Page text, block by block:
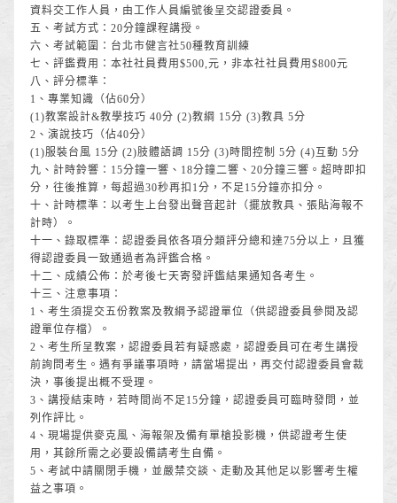
資料交工作人員，由工作人員編號後呈交認證委員。
五、考試方式：20分鐘課程講授。
六、考試範圍：台北市健言社50種教育訓練
七、評鑑費用：本社社員費用$500,元，非本社社員費用$800元
八、評分標準：
1、專業知識（佔60分）
(1)教案設計&教學技巧 40分 (2)教綱 15分 (3)教具 5分
2、演說技巧（佔40分）
(1)服裝台風 15分 (2)肢體語調 15分 (3)時間控制 5分 (4)互動 5分
九、計時鈴響：15分鐘一響、18分鐘二響、20分鐘三響。超時即扣
分，往後推算，每超過30秒再扣1分，不足15分鐘亦扣分。
十、計時標準：以考生上台發出聲音起計（擺放教具、張貼海報不
計時）。
十一、錄取標準：認證委員依各項分類評分總和達75分以上，且獲
得認證委員一致通過者為評鑑合格。
十二、成績公佈：於考後七天寄發評鑑結果通知各考生。
十三、注意事項：
1、考生須提交五份教案及教綱予認證單位（供認證委員參閱及認
證單位存檔）。
2、考生所呈教案，認證委員若有疑惑處，認證委員可在考生講授
前詢問考生。遇有爭議事項時，請當場提出，再交付認證委員會裁
決，事後提出概不受理。
3、講授結束時，若時間尚不足15分鐘，認證委員可臨時發問，並
列作評比。
4、現場提供麥克風、海報架及備有單槍投影機，供認證考生使
用，其餘所需之必要設備請考生自備。
5、考試中請關閉手機，並嚴禁交談、走動及其他足以影響考生權
益之事項。